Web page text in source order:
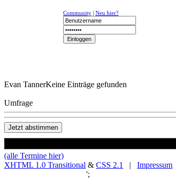
Community | Neu hier?
Evan TannerKeine Einträge gefunden
Umfrage
(alle Termine hier)
XHTML 1.0 Transitional & CSS 2.1 | Impressum
';